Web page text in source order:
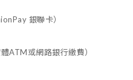
銀聯卡）
ATM或網路銀行繳費）